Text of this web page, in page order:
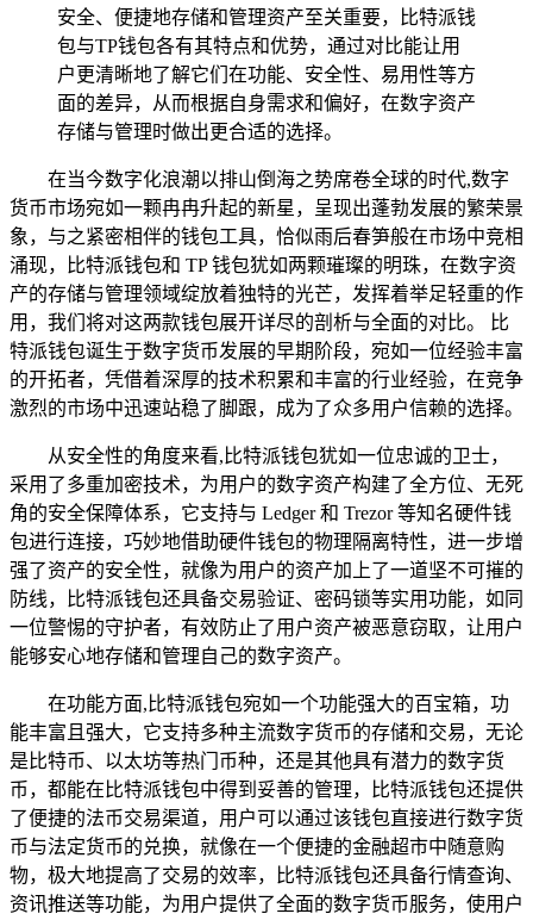
安全、便捷地存储和管理资产至关重要，比特派钱
包与TP钱包各有其特点和优势，通过对比能让用
户更清晰地了解它们在功能、安全性、易用性等方
面的差异，从而根据自身需求和偏好，在数字资产
存储与管理时做出更合适的选择。
在当今数字化浪潮以排山倒海之势席卷全球的时代,数字
货币市场宛如一颗冉冉升起的新星，呈现出蓬勃发展的繁荣景
象，与之紧密相伴的钱包工具，恰似雨后春笋般在市场中竞相
涌现，比特派钱包和 TP 钱包犹如两颗璀璨的明珠，在数字资
产的存储与管理领域绽放着独特的光芒，发挥着举足轻重的作
用，我们将对这两款钱包展开详尽的剖析与全面的对比。 比
特派钱包诞生于数字货币发展的早期阶段，宛如一位经验丰富
的开拓者，凭借着深厚的技术积累和丰富的行业经验，在竞争
激烈的市场中迅速站稳了脚跟，成为了众多用户信赖的选择。
从安全性的角度来看,比特派钱包犹如一位忠诚的卫士，
采用了多重加密技术，为用户的数字资产构建了全方位、无死
角的安全保障体系，它支持与 Ledger 和 Trezor 等知名硬件钱
包进行连接，巧妙地借助硬件钱包的物理隔离特性，进一步增
强了资产的安全性，就像为用户的资产加上了一道坚不可摧的
防线，比特派钱包还具备交易验证、密码锁等实用功能，如同
一位警惕的守护者，有效防止了用户资产被恶意窃取，让用户
能够安心地存储和管理自己的数字资产。
在功能方面,比特派钱包宛如一个功能强大的百宝箱，功
能丰富且强大，它支持多种主流数字货币的存储和交易，无论
是比特币、以太坊等热门币种，还是其他具有潜力的数字货
币，都能在比特派钱包中得到妥善的管理，比特派钱包还提供
了便捷的法币交易渠道，用户可以通过该钱包直接进行数字货
币与法定货币的兑换，就像在一个便捷的金融超市中随意购
物，极大地提高了交易的效率，比特派钱包还具备行情查询、
资讯推送等功能，为用户提供了全面的数字货币服务，使用户